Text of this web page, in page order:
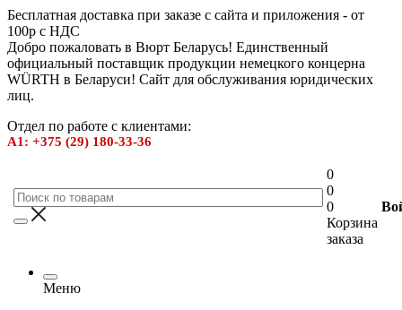
Бесплатная доставка при заказе с сайта и приложения - от
100р с НДС
Добро пожаловать в Вюрт Беларусь! Единственный
официальный поставщик продукции немецкого концерна
WÜRTH в Беларуси! Сайт для обслуживания юридических
лиц.
Отдел по работе с клиентами:
А1: +375 (29) 180-33-36
0
0
0
Корзина
заказа
Меню